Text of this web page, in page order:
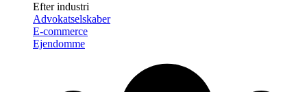
Efter industri
Advokatselskaber
E-commerce
Ejendomme